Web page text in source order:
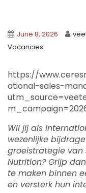
June 8, 2026
Vacancies
https://
ational-sales-
Wil jij als
wezenlijke
groeistrategie van
Nutrition? Grijp
te maken binnen
en versterk hun